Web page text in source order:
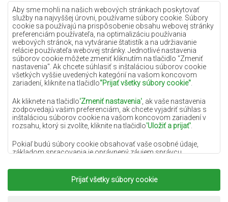
Aby sme mohli na našich webových stránkach poskytovať
služby na najvyššej úrovni, používame súbory cookie. Súbory
cookie sa používajú na prispôsobenie obsahu webovej stránky
preferenciám používateľa, na optimalizáciu používania
webových stránok, na vytváranie štatistík a na udržiavanie
relácie používateľa webovej stránky. Jednotlivé nastavenia
súborov cookie môžete zmeniť kliknutím na tlačidlo "Zmeniť
nastavenia". Ak chcete súhlasiť s inštaláciou súborov cookie
všetkých vyššie uvedených kategórií na vašom koncovom
zariadení, kliknite na tlačidlo"Prijať všetky súbory cookie"
Ak kliknete na tlačidlo'Zmeniť nastavenia' , ak vaše nastavenia
zodpovedajú vašim preferenciám, ak chcete vyjadriť súhlas s
inštaláciou súborov cookie na vašom koncovom zariadení v
rozsahu, ktorý si zvolíte, kliknite na tlačidlo'Uložiť a prijať'
Pokiaľ budú súbory cookie obsahovať vaše osobné údaje,
základom spracovania je oprávnený záujem správcu
podobe poskytovania vysokokvalitných služieb na našej
webovej stránke a marketingových aktivít správcu osobných
údajov a jeho dôveryhodných partnerov.
Prijať všetky súbory cookie
Lilac koberce
Žlté koberce
Mätové koberce
Modré koberce
Oranžové koberce
Ružové koberce
Šedé koberce
Terakotové koberce
Zelené koberce
Zlaté koberce
Copyright 2022Koberce Chemex.Všetky práva